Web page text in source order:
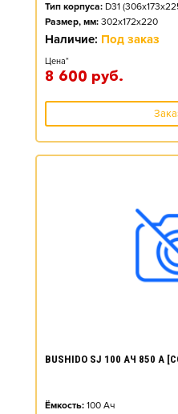
Тип корпуса: D31
Размер, мм: 302x172x220
Наличие: Под заказ
Цена*
8 600 руб.
BUSHIDO SJ 100 АЧ 850 А
Ёмкость: 100 Ач